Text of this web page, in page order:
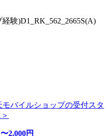
験)D1_RK_562_2665S(A)
バイルショップの受付スタ
2,000円